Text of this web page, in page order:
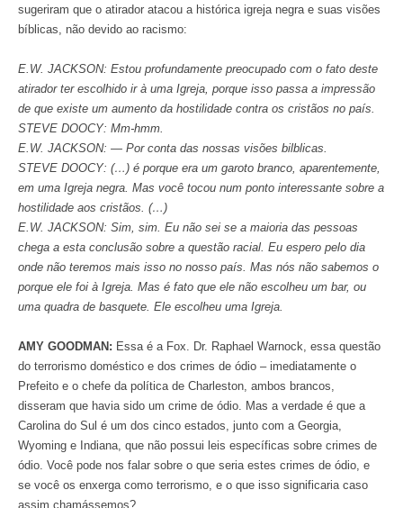
sugeriram que o atirador atacou a histórica igreja negra e suas visões
bíblicas, não devido ao racismo:
E.W. JACKSON: Estou profundamente preocupado com o fato deste
atirador ter escolhido ir à uma Igreja, porque isso passa a impressão
de que existe um aumento da hostilidade contra os cristãos no país.
STEVE DOOCY: Mm-hmm.
E.W. JACKSON: — Por conta das nossas visões bilblicas.
STEVE DOOCY: (…) é porque era um garoto branco, aparentemente,
em uma Igreja negra. Mas você tocou num ponto interessante sobre a
hostilidade aos cristãos. (…)
E.W. JACKSON: Sim, sim. Eu não sei se a maioria das pessoas
chega a esta conclusão sobre a questão racial. Eu espero pelo dia
onde não teremos mais isso no nosso país. Mas nós não sabemos o
porque ele foi à Igreja. Mas é fato que ele não escolheu um bar, ou
uma quadra de basquete. Ele escolheu uma Igreja.
AMY GOODMAN: Essa é a Fox. Dr. Raphael Warnock, essa questão
do terrorismo doméstico e dos crimes de ódio – imediatamente o
Prefeito e o chefe da política de Charleston, ambos brancos,
disseram que havia sido um crime de ódio. Mas a verdade é que a
Carolina do Sul é um dos cinco estados, junto com a Georgia,
Wyoming e Indiana, que não possui leis específicas sobre crimes de
ódio. Você pode nos falar sobre o que seria estes crimes de ódio, e
se você os enxerga como terrorismo, e o que isso significaria caso
assim chamássemos?